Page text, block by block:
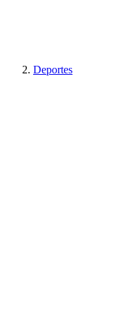
Deportes